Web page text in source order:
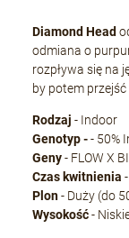
Diamond Head
odmiana o
rozpływa się na
by potem
Rodzaj - Indoor
Genotyp-- 50%
Geny- FLOW X
Czas kwitnienia
Plon- Duży (do
Wysokość-